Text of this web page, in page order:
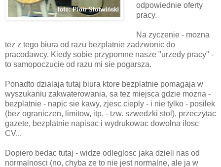
odpowiednie oferty
pracy.
Na zyczenie - mozna
tez z tego biura od razu bezplatnie zadzwonic do
pracodawcy. Kiedy sobie przypomne nasze "urzedy pracy" -
to samopoczucie od razu mi sie pogarsza.
Ponadto dzialaja tutaj biura ktore bezplatnie pomagaja w
wyszukaniu zakwaterowania, sa tez miejsca gdzie mozna -
bezplatnie - napic sie kawy, zjesc cieply - i nie tylko - posilek
(bez ograniczen, limitow, itp. - tzw. szwedzki stol), przeczytac
gazete, bezplatnie napisac i wydrukowac dowolna ilosc
CV...
Dopiero bedac tutaj - widze odleglosc jaka dzieli nas od
normalnosci (no, chyba ze to nie jest normalne, ale ja w